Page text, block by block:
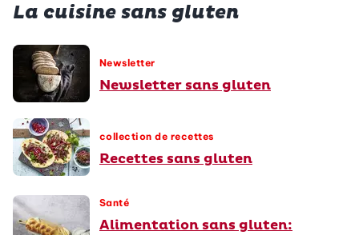
La cuisine sans gluten
Newsletter
Newsletter sans gluten
collection de recettes
Recettes sans gluten
Santé
Alimentation sans gluten: